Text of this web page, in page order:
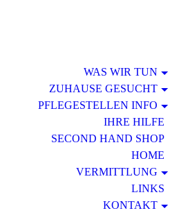
WAS WIR TUN
ZUHAUSE GESUCHT
PFLEGESTELLEN INFO
IHRE HILFE
SECOND HAND SHOP
HOME
VERMITTLUNG
LINKS
KONTAKT